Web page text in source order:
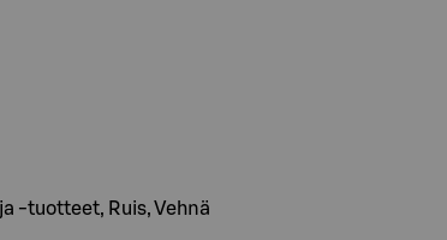
-tuotteet, Ruis, Vehnä